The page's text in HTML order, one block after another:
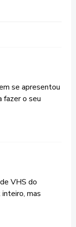
se apresentou
fazer o seu
VHS do
mas